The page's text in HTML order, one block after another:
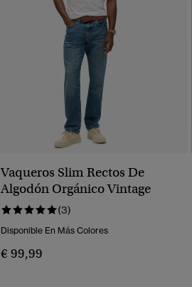
Vaqueros Slim Rectos De
Algodón Orgánico Vintage
(3)
Disponible En Más Colores
€ 99,99